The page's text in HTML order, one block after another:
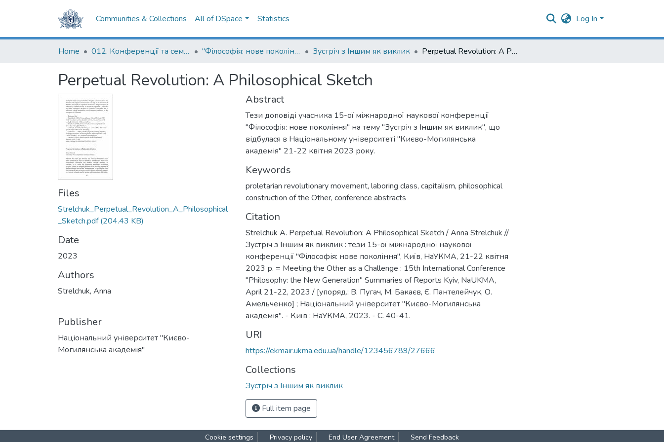
Communities & Collections All of DSpace Statistics Log In
Home 012. Конференції та семінари НаУКМА "Філософія: нове покоління" : міжнародна наукова конференція Зустріч з Іншим як виклик Perpetual Revolution: A Philosophical Sketch
Perpetual Revolution: A Philosophical Sketch
Files
Strelchuk_Perpetual_Revolution_A_Philosophical
_Sketch.pdf(204.43 KB)
Date
2023
Authors
Strelchuk, Anna
Publisher
Національний університет "Києво-
Могилянська академія"
Abstract
Тези доповіді учасника 15-ої міжнародної наукової конференції
"Філософія: нове покоління" на тему "Зустріч з Іншим як виклик", що
відбулася в Національному університеті "Києво-Могилянська
академія" 21-22 квітня 2023 року.
Keywords
proletarian revolutionary movement, laboring class, capitalism, philosophical
construction of the Other, conference abstracts
Citation
Strelchuk A. Perpetual Revolution: A Philosophical Sketch / Anna Strelchuk //
Зустріч з Іншим як виклик : тези 15-ої міжнародної наукової
конференції "Філософія: нове покоління", Київ, НаУКМА, 21-22 квітня
2023 р. = Meeting the Other as a Challenge : 15th International Conference
"Philosophy: the New Generation" Summaries of Reports Kyiv, NaUKMA,
April 21-22, 2023 / [упоряд.: В. Пугач, М. Бакаєв, Є. Пантелейчук, О.
Амельченко] ; Національний університет "Києво-Могилянська
академія". - Київ : НаУКМА, 2023. - С. 40-41.
URI
https://ekmair.ukma.edu.ua/handle/123456789/27666
Collections
Зустріч з Іншим як виклик
Full item page
Cookie settings Privacy policy End User Agreement Send Feedback